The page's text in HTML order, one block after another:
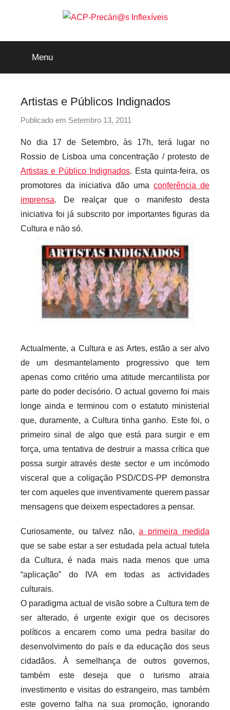
ACP-
Precári@s
Inflexíveis
Menu
Artistas e Públicos Indignados
Publicado em Setembro 13, 2011
r
p
e
c
a
o
s
i
n
f
l
x
i
v
e
No dia 17 de Setembro, às 17h, terá lugar no
Rossio de Lisboa uma concentração / protesto de
Artistas e Público Indignados. Esta quinta-feira, os
promotores da iniciativa dão uma conferência de
imprensa. De realçar que o manifesto desta
iniciativa foi já subscrito por importantes figuras da
Cultura e não só.
Actualmente, a Cultura e as Artes, estão a ser alvo
de um desmantelamento progressivo que tem
apenas como critério uma atitude mercantilista por
parte do poder decisório. O actual governo foi mais
longe ainda e terminou com o estatuto ministerial
que, duramente, a Cultura tinha ganho. Este foi, o
primeiro sinal de algo que está para surgir e em
força, uma tentativa de destruir a massa crítica que
possa surgir através deste sector e um incómodo
visceral que a coligação PSD/CDS-PP demonstra
ter com aqueles que inventivamente querem passar
mensagens que deixem espectadores a pensar.
Curiosamente, ou talvez não,a primeira medida
que se sabe estar a ser estudada pela actual tutela
da Cultura, é nada mais nada menos que uma
“aplicação” do IVA em todas as actividades
culturais.
O paradigma actual de visão sobre a Cultura tem de
ser alterado, é urgente exigir que os decisores
políticos a encarem como uma pedra basilar do
desenvolvimento do país e da educação dos seus
cidadãos. À semelhança de outros governos,
também este deseja que o turismo atraia
investimento e visitas do estrangeiro, mas também
este governo falha na sua promoção, ignorando